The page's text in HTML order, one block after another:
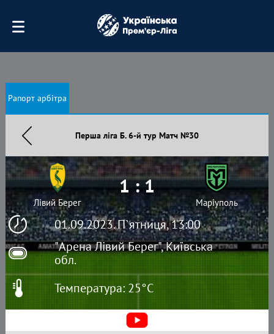
Рапорт арбітра
Перша ліга Б. 6-й тур Матч №30
01.09.2023. П`ятниця, 13:00
"Арена Лівий Берег", Київська
обл.
Лівий Берег
1 : 1
Маріуполь
Температура: 25°C